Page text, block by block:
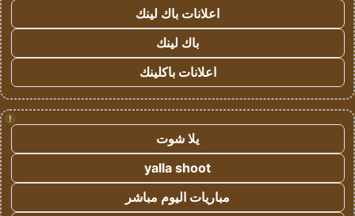
اعلانات باك لينك
باك لينك
اعلانات باكلينك
!
يلا شوت
yalla shoot
مباريات اليوم مباشر